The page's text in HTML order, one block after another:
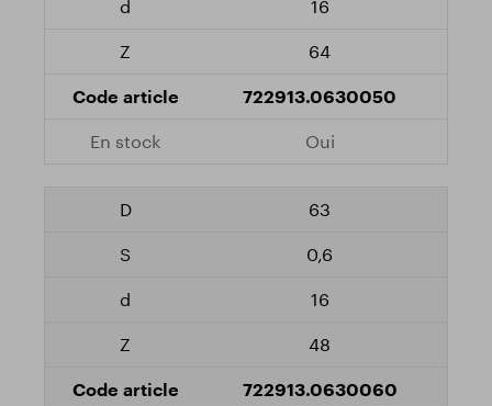
16
64
722913.0630050
Oui
63
0,6
16
48
722913.0630060